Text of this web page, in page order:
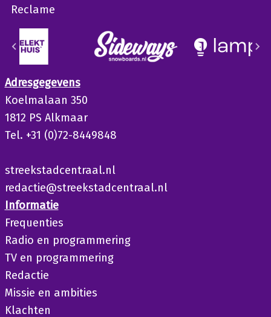
Reclame
Adresgegevens
Koelmalaan 350
1812 PS Alkmaar
Tel. +31 (0)72-8449848
streekstadcentraal.nl
redactie@streekstadcentraal.nl
Informatie
Frequenties
Radio en programmering
TV en programmering
Redactie
Missie en ambities
Klachten